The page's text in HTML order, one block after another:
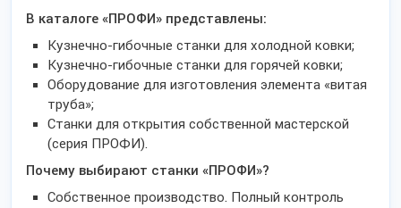
В каталоге «ПРОФИ» представлены:
Кузнечно-гибочные станки для холодной ковки;
Кузнечно-гибочные станки для горячей ковки;
Оборудование для изготовления элемента «витая
труба»;
Станки для открытия собственной мастерской
(серия ПРОФИ).
Почему выбирают станки «ПРОФИ»?
Собственное производство. Полный контроль